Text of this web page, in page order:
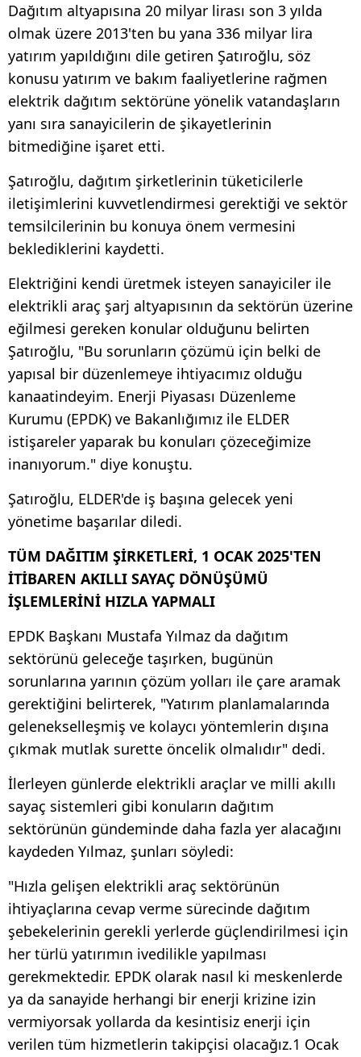
Dağıtım altyapısına 20 milyar lirası son 3 yılda
olmak üzere 2013'ten bu yana 336 milyar lira
yatırım yapıldığını dile getiren Şatıroğlu, söz
konusu yatırım ve bakım faaliyetlerine rağmen
elektrik dağıtım sektörüne yönelik vatandaşların
yanı sıra sanayicilerin de şikayetlerinin
bitmediğine işaret etti.
Şatıroğlu, dağıtım şirketlerinin tüketicilerle
iletişimlerini kuvvetlendirmesi gerektiği ve sektör
temsilcilerinin bu konuya önem vermesini
beklediklerini kaydetti.
Elektriğini kendi üretmek isteyen sanayiciler ile
elektrikli araç şarj altyapısının da sektörün üzerine
eğilmesi gereken konular olduğunu belirten
Şatıroğlu, "Bu sorunların çözümü için belki de
yapısal bir düzenlemeye ihtiyacımız olduğu
kanaatindeyim. Enerji Piyasası Düzenleme
Kurumu (EPDK) ve Bakanlığımız ile ELDER
istişareler yaparak bu konuları çözeceğimize
inanıyorum." diye konuştu.
Şatıroğlu, ELDER'de iş başına gelecek yeni
yönetime başarılar diledi.
TÜM DAĞITIM ŞİRKETLERİ, 1 OCAK 2025'TEN
İTİBAREN AKILLI SAYAÇ DÖNÜŞÜMÜ
İŞLEMLERİNİ HIZLA YAPMALI
EPDK Başkanı Mustafa Yılmaz da dağıtım
sektörünü geleceğe taşırken, bugünün
sorunlarına yarının çözüm yolları ile çare aramak
gerektiğini belirterek, "Yatırım planlamalarında
gelenekselleşmiş ve kolaycı yöntemlerin dışına
çıkmak mutlak surette öncelik olmalıdır" dedi.
İlerleyen günlerde elektrikli araçlar ve milli akıllı
sayaç sistemleri gibi konuların dağıtım
sektörünün gündeminde daha fazla yer alacağını
kaydeden Yılmaz, şunları söyledi:
"Hızla gelişen elektrikli araç sektörünün
ihtiyaçlarına cevap verme sürecinde dağıtım
şebekelerinin gerekli yerlerde güçlendirilmesi için
her türlü yatırımın ivedilikle yapılması
gerekmektedir. EPDK olarak nasıl ki meskenlerde
ya da sanayide herhangi bir enerji krizine izin
vermiyorsak yollarda da kesintisiz enerji için
verilen tüm hizmetlerin takipçisi olacağız.1 Ocak